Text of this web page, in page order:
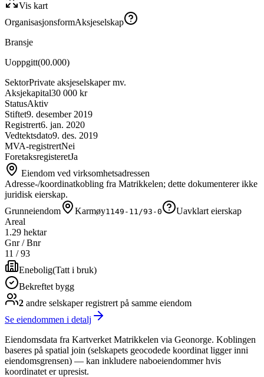
Vis kart
OrganisasjonsformAksjeselskap
Bransje
Uoppgitt(00.000)
SektorPrivate aksjeselskaper mv.
Aksjekapital30 000 kr
StatusAktiv
Stiftet9. desember 2019
Registrert6. jan. 2020
Vedtektsdato9. des. 2019
MVA-registrertNei
ForetaksregisteretJa
Eiendom ved virksomhetsadressen
Adresse-/koordinatkobling fra Matrikkelen; dette dokumenterer ikke
juridisk eierskap.
Grunneiendom
Karmøy1149-11/93-0
Uavklart eierskap
Areal
1.29 hektar
Gnr / Bnr
11 /93
Enebolig(Tatt i bruk)
Bekreftet bygg
2 andre selskaperregistrert på samme eiendom
Se eiendommen i detalj
Eiendomsdata fra Kartverket Matrikkelen via Geonorge. Koblingen
baseres på spatial join (selskapets geocodede koordinat ligger inni
eiendomsgrensen) — kan inkludere naboeiendommer hvis
koordinatet er upresist.